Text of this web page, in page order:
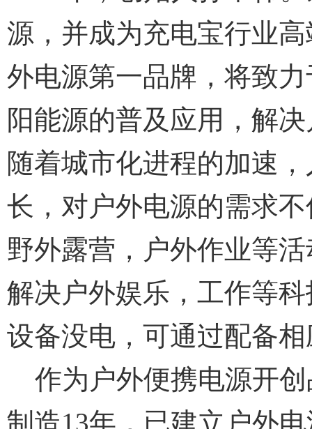
源，并成为充电宝行业
外电源第一品牌，将致
阳能源的普及应用，解
随着城市化进程的加速
长，对户外电源的需求
野外露营，户外作业等
解决户外娱乐，工作等
设备没电，可通过配备
作为户外便携电源开创
制造13年，已建立户外